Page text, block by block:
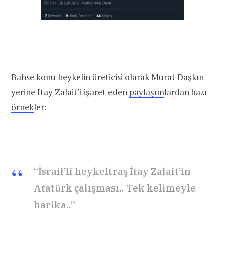
Bahse konu heykelin üreticisi olarak Murat Daşkın
yerine Itay Zalait’i işaret eden paylaşımlardan bazı
örnekler:
“İsrail’li heykeltraş İtay Zalait’in
Atatürk çalışması.. Tek kelimeyle
harika..”